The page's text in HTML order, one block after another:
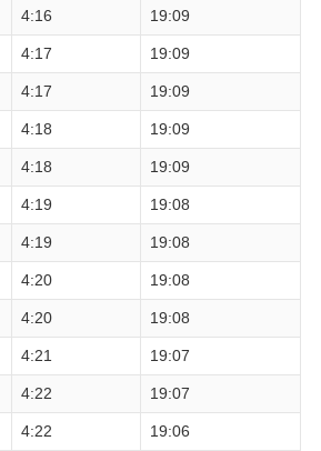
4:16 19:09
4:17 19:09
4:17 19:09
4:18 19:09
4:18 19:09
4:19 19:08
4:19 19:08
4:20 19:08
4:20 19:08
4:21 19:07
4:22 19:07
4:22 19:06